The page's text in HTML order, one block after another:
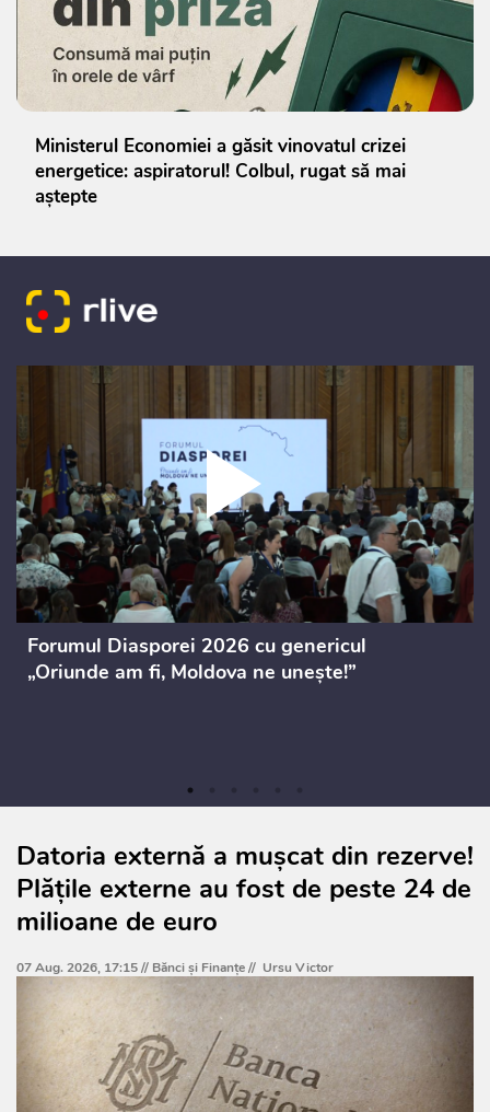
Ministerul Economiei a găsit vinovatul crizei
energetice: aspiratorul! Colbul, rugat să mai
aștepte
Forumul Diasporei 2026 cu genericul
„Oriunde am fi, Moldova ne unește!”
Datoria externă a mușcat din rezerve!
Plățile externe au fost de peste 24 de
milioane de euro
07 Aug. 2026, 17:15 // Bănci şi Finanţe// Ursu Victor